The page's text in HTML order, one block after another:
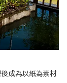
成為以紙為素材